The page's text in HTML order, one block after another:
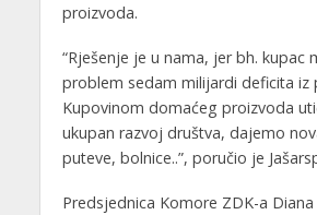
proizvoda.
“Rješenje je u nama, jer bh. kupac
problem sedam milijardi deficita iz
Kupovinom domaćeg proizvoda
ukupan razvoj društva, dajemo
puteve, bolnice..”, poručio je
Predsjednica Komore ZDK-a